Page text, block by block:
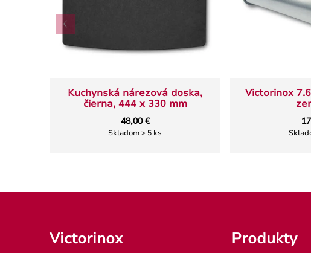
Kuchynská nárezová doska,
čierna, 444 x 330 mm
48,00 €
Skladom > 5 ks
Victorinox
Victorinox Produkty